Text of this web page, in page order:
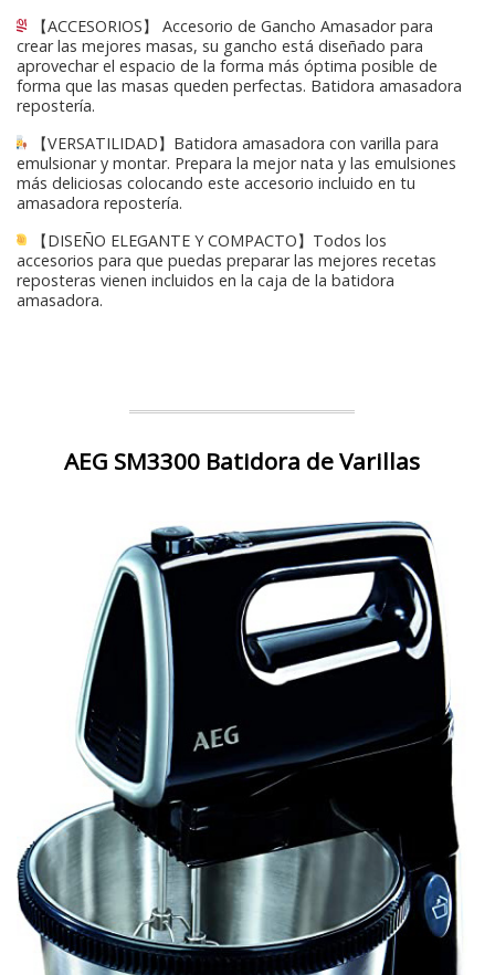
【ACCESORIOS】 Accesorio de Gancho Amasador para
crear las mejores masas, su gancho está diseñado para
aprovechar el espacio de la forma más óptima posible de
forma que las masas queden perfectas. Batidora amasadora
repostería.
【VERSATILIDAD】Batidora amasadora con varilla para
emulsionar y montar. Prepara la mejor nata y las emulsiones
más deliciosas colocando este accesorio incluido en tu
amasadora repostería.
【DISEÑO ELEGANTE Y COMPACTO】Todos los
accesorios para que puedas preparar las mejores recetas
reposteras vienen incluidos en la caja de la batidora
amasadora.
AEG SM3300 Batidora de Varillas